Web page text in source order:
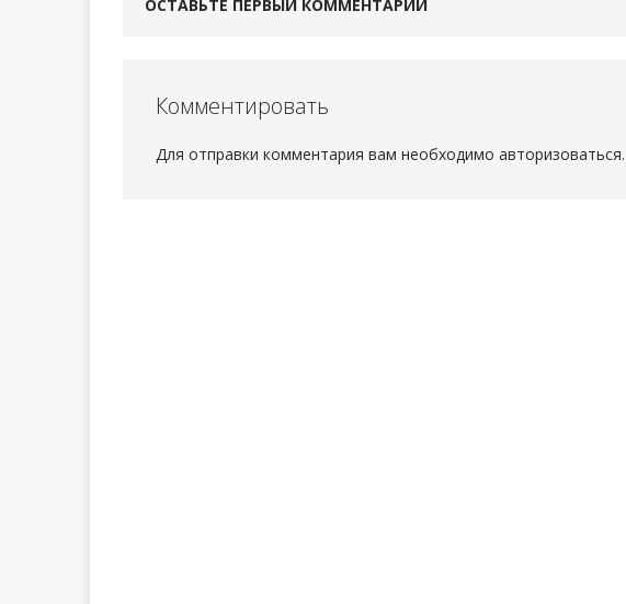
ОСТАВЬТЕ ПЕРВЫЙ КОММЕНТАРИЙ
Комментировать
Для отправки комментария вам необходимо авторизоваться.